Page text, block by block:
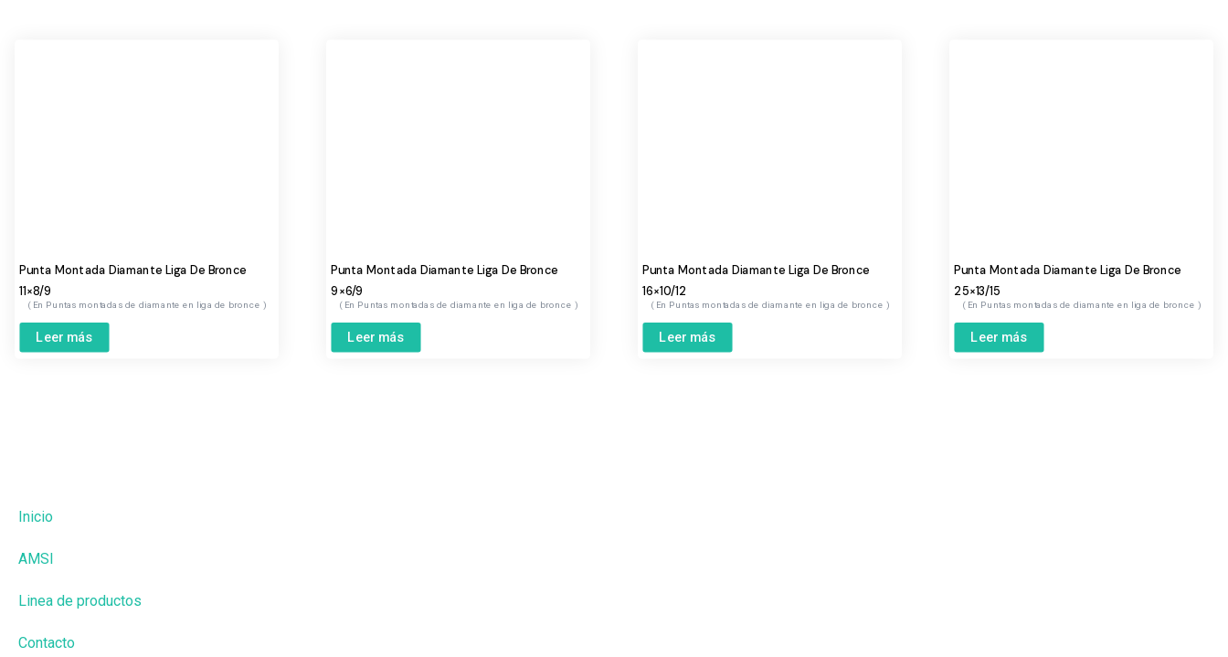
Punta Montada Diamante Liga De Bronce
11×8/9
Puntas montadas de diamante en liga de bronce
Leer más
Punta Montada Diamante Liga De Bronce
9×6/9
Puntas montadas de diamante en liga de bronce
Leer más
Punta Montada Diamante Liga De Bronce
16×10/12
Puntas montadas de diamante en liga de bronce
Leer más
Punta Montada Diamante Liga De Bronce
25×13/15
Puntas montadas de diamante en liga de bronce
Leer más
Inicio
AMSI
Linea de productos
Contacto